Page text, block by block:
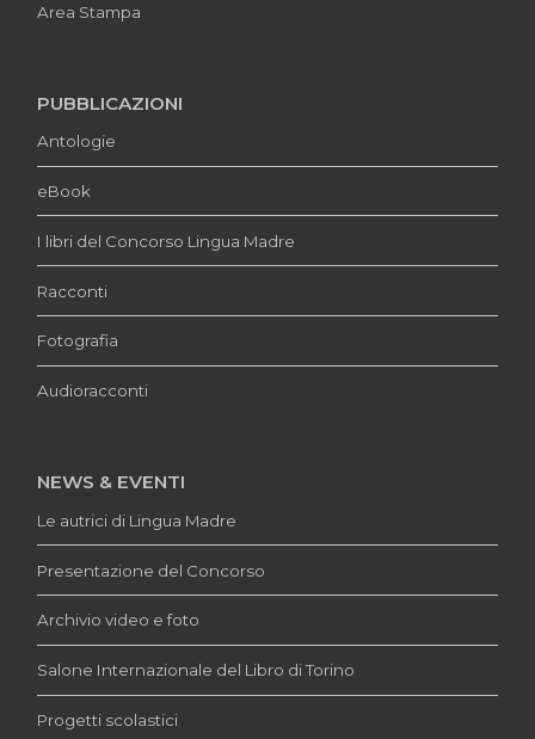
Area Stampa
PUBBLICAZIONI
Antologie
eBook
I libri del Concorso Lingua Madre
Racconti
Fotografia
Audioracconti
NEWS & EVENTI
Le autrici di Lingua Madre
Presentazione del Concorso
Archivio video e foto
Salone Internazionale del Libro di Torino
Progetti scolastici